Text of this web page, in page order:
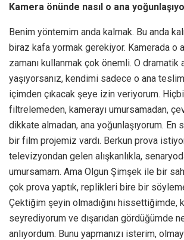
Kamera önünde nasıl o ana
Benim yöntemim anda kalmak. Bu anda
biraz kafa yormak gerekiyor. Kamerada o
zamanı kullanmak çok önemli. O dramatik
yaşıyorsanız, kendimi sadece o ana
içimden çıkacak şeye izin veriyorum.
filtrelemeden, kamerayı umursamadan,
dikkate almadan, ana yoğunlaşıyorum. En
bir film projemiz vardı. Berkun prova
televizyondan gelen alışkanlıkla,
umursamam. Ama Olgun Şimşek ile bir
çok prova yaptık, replikleri bire bir
Çektiğim şeyin olmadığını hissettiğimde,
seyrediyorum ve dışarıdan gördüğümde
anlıyordum. Bunu yapmanızı isterim,